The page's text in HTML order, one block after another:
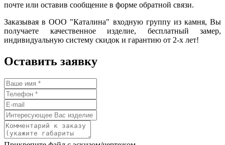
почте или оставив сообщение в форме обратной связи.
Заказывая в ООО "Каталина" входную группу из камня, Вы
получаете качественное изделие, бесплатный замер,
индивидуальную систему скидок и гарантию от 2-х лет!
Оставить заявку